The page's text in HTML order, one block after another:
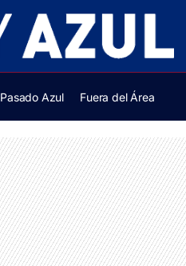
Pasado Azul Fuera del Área